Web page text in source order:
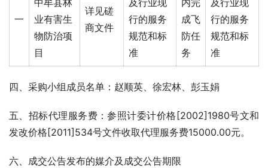
一
中牟县林
业有害生
物防治项
目
详见磋
商文件
及行业现
行的服务
规范和标
准
内完
成飞
防任
务
及行业现
行的服务
规范和标
准
四、采购小组成员名单：赵顺英、徐宏林、彭玉娟
五、招标代理服务费：参照计委计价格[2002]1980号文和
发改价格[2011]534号文件收取代理服务费15000.00元。
六、成交公告发布的媒介及成交公告期限